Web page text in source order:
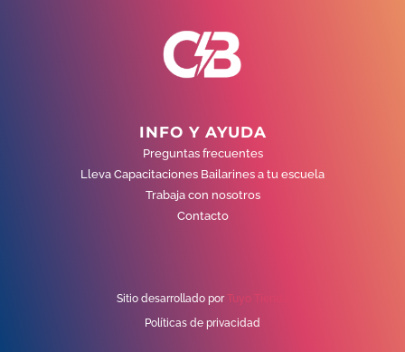
INFO Y AYUDA
Preguntas frecuentes
Lleva Capacitaciones Bailarines a tu escuela
Trabaja con nosotros
Contacto
Sitio desarrollado porTuyo Tienda
Políticas de privacidad